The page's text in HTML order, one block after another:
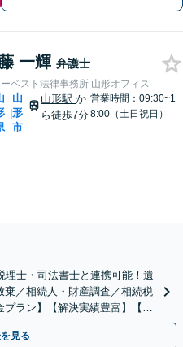
一輝 弁護士
ベスト法律事務所 山形オフィス
|
山
形
市
山形駅か
ら徒歩7分
営業時間：09:30~1
8:00（土日祝日）
理士・司法書士と連携可能！遺
／相続人・財産調査／相続税
ラン】【解決実績豊富】【電
見る